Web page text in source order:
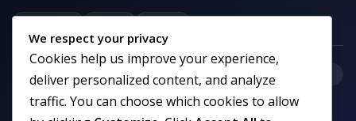
Categorias
We respect your privacy
Cookies help us improve your experience,
deliver personalized content, and analyze
traffic. You can choose which cookies to allow